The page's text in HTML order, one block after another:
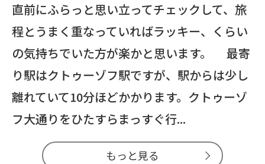
直前にふらっと思い立ってチェックして、旅
程とうまく重なっていればラッキー、くらい
の気持ちでいた方が楽かと思います。 最寄
り駅はクトゥーゾフ駅ですが、駅からは少し
離れていて10分ほどかかります。クトゥーゾ
フ大通りをひたすらまっすぐ行...
もっと見る